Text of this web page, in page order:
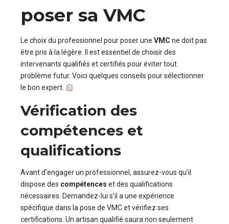
poser sa VMC
Le choix du professionnel pour poser une VMC ne doit pas
être pris à la légère. Il est essentiel de choisir des
intervenants qualifiés et certifiés pour éviter tout
problème futur. Voici quelques conseils pour sélectionner
le bon expert.
Vérification des
compétences et
qualifications
Avant d’engager un professionnel, assurez-vous qu’il
dispose des compétences et des qualifications
nécessaires. Demandez-lui s’il a une expérience
spécifique dans la pose de VMC et vérifiez ses
certifications. Un artisan qualifié saura non seulement